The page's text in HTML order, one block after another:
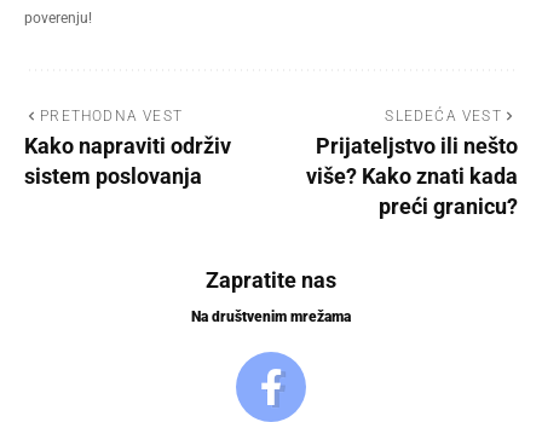
poverenju!
PRETHODNA VEST
Kako napraviti održiv
sistem poslovanja
SLEDEĆA VEST
Prijateljstvo ili nešto
više? Kako znati kada
preći granicu?
Zapratite nas
Na društvenim mrežama